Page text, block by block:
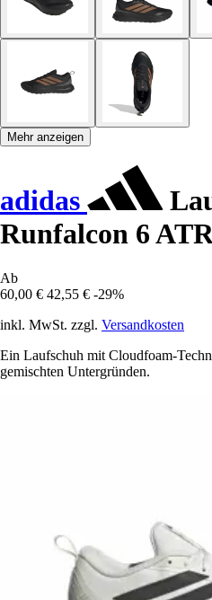
Mehr anzeigen
adidas
Runfalcon 6
Ab
60,00 € 42,55 € -29%
inkl. MwSt. zzgl. Versandkosten
Ein Laufschuh mit Cloudfoam-
gemischten Untergründen.